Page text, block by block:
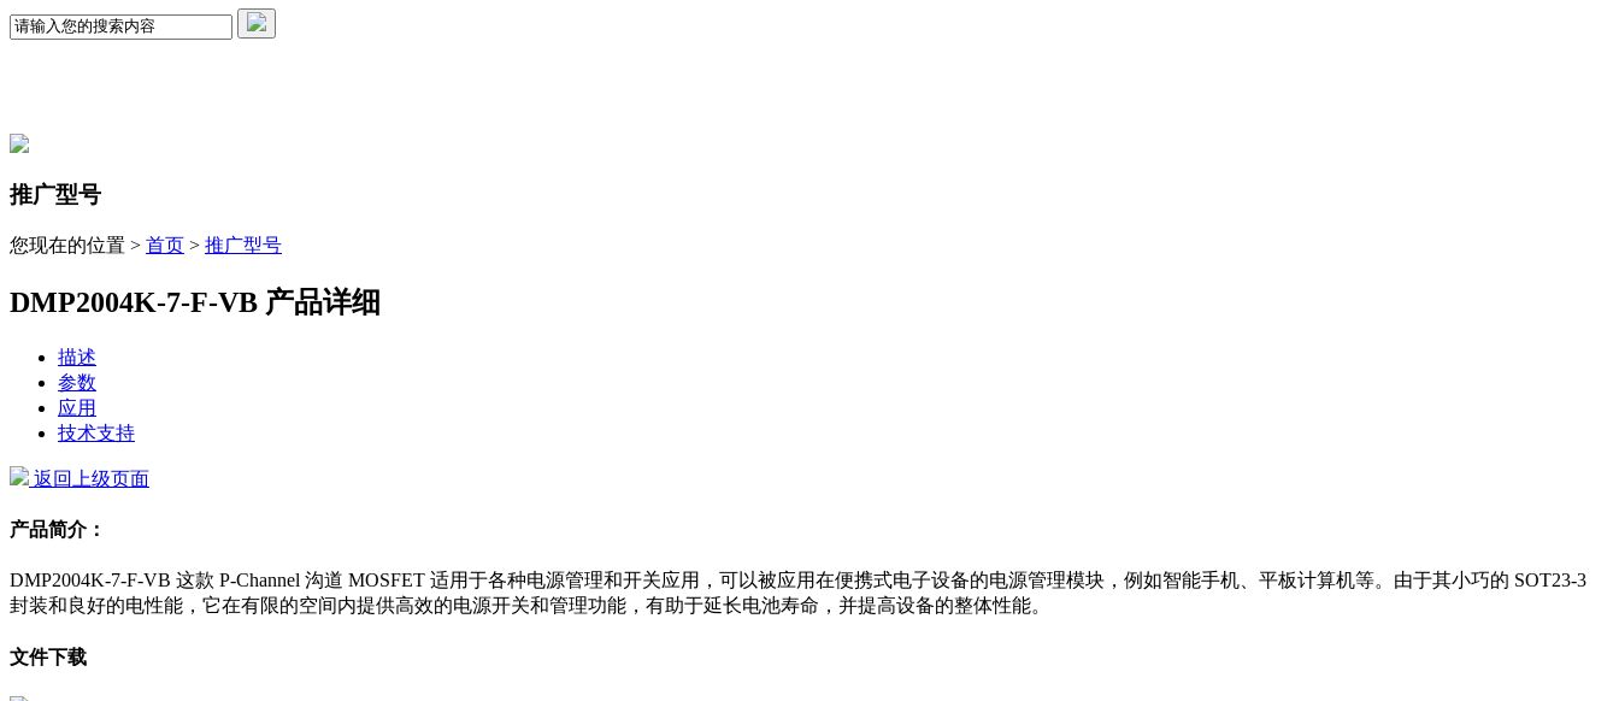
推广型号
您现在的位置 > 首页 > 推广型号
DMP2004K-7-F-VB 产品详细
描述
参数
应用
技术支持
返回上级页面
产品简介：
DMP2004K-7-F-VB 这款 P-Channel 沟道 MOSFET 适用于各种电源管理和开关应用，可以被应用在便携式电子设备的电源管理模块，例如智能手机、平板计算机等。由于其小巧的 SOT23-3
封装和良好的电性能，它在有限的空间内提供高效的电源开关和管理功能，有助于延长电池寿命，并提高设备的整体性能。
文件下载